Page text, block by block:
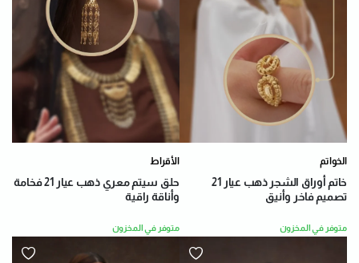
الأقراط
حلق سيتم معري ذهب عيار 21 فخامة
وأناقة راقية
متوفر في المخزون
الخواتم
خاتم أوراق الشجر ذهب عيار 21
تصميم فاخر وأنيق
متوفر في المخزون